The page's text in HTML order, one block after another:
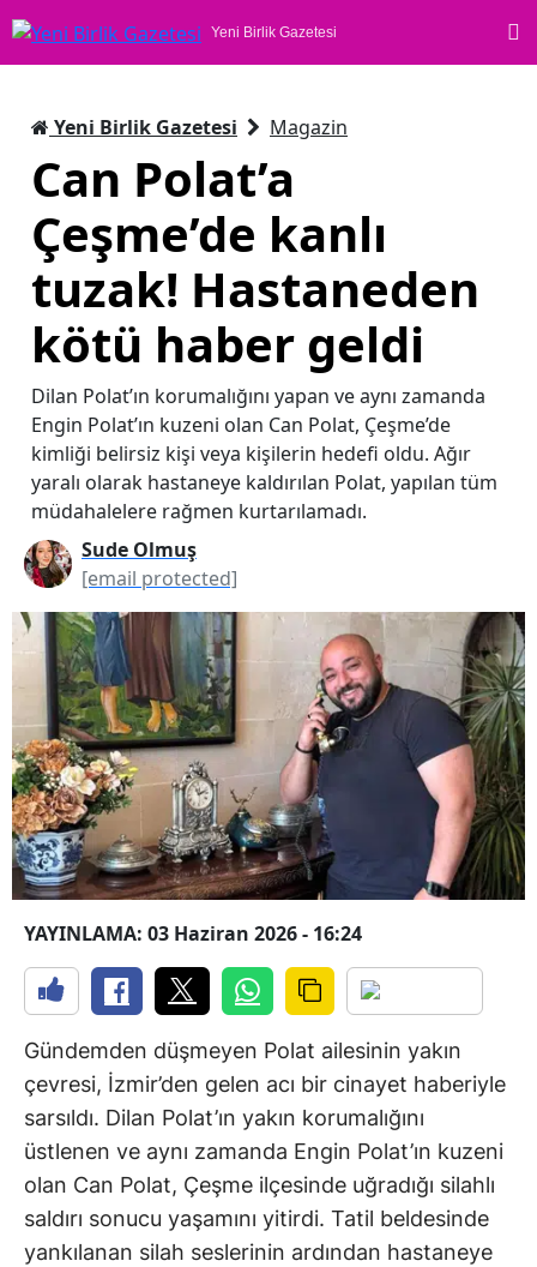
Yeni Birlik Gazetesi
Yeni Birlik Gazetesi Magazin
Can Polat’a
Çeşme’de kanlı
tuzak! Hastaneden
kötü haber geldi
Dilan Polat’ın korumalığını yapan ve aynı zamanda
Engin Polat’ın kuzeni olan Can Polat, Çeşme’de
kimliği belirsiz kişi veya kişilerin hedefi oldu. Ağır
yaralı olarak hastaneye kaldırılan Polat, yapılan tüm
müdahalelere rağmen kurtarılamadı.
Sude Olmuş
[email protected]
YAYINLAMA: 03 Haziran 2026 - 16:24
Gündemden düşmeyen Polat ailesinin yakın
çevresi, İzmir’den gelen acı bir cinayet haberiyle
sarsıldı. Dilan Polat’ın yakın korumalığını
üstlenen ve aynı zamanda Engin Polat’ın kuzeni
olan Can Polat, Çeşme ilçesinde uğradığı silahlı
saldırı sonucu yaşamını yitirdi. Tatil beldesinde
yankılanan silah seslerinin ardından hastaneye